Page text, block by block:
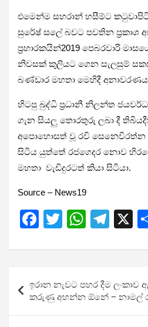
එමෙන්ම සහරාන් හසීම්ට
සුරේෂ් සලේ බවට පවතින ප්‍රකාශ
ප්‍රහාරකයින්2019 පෙබරවාරි
නිවසක් කුලියට ගෙන සැලසුම්
බණ්ඩාර මහතා මෙහිදී අනාවරණය
හිටපු බුද්ධි ප්‍රධානී නිලන්ත
ගැන සියලු තොරතුරු ලබා දී
අපොහොසත් වූ රවි සෙනෙවිරත්න
සිටිය යුත්තේ රජගෙදර නොව
මහතා වැඩිදුරටත් කියා සිටියා.
Source – News19
F
ce
b
o
o
T
tt
er
W
at
A
p
T
e
a
m
X
navigation
ඉරාන නැවට පහර දීම
කරුණු අහන්න ඕනේ – නාමල්